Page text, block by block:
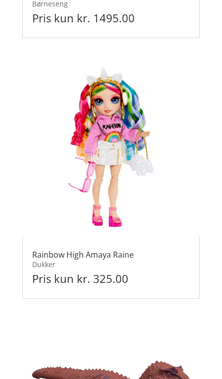
Børneseng
Pris kun kr. 1495.00
Rainbow High Amaya Raine
Dukker
Pris kun kr. 325.00